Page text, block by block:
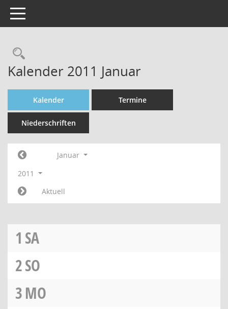
Toggle navigation
Rechercheauswahl
Kalender 2011 Januar
Kalender Termine
Niederschriften
Januar
2011
Aktuell
1 SA
2SO
3MO